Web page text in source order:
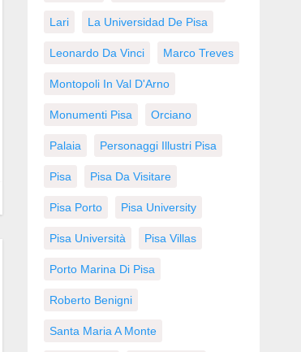
Lari La Universidad De Pisa
Leonardo Da Vinci Marco Treves
Montopoli In Val D'Arno
Monumenti Pisa Orciano
Palaia Personaggi Illustri Pisa
Pisa Pisa Da Visitare
Pisa Porto Pisa University
Pisa Università Pisa Villas
Porto Marina Di Pisa
Roberto Benigni
Santa Maria A Monte